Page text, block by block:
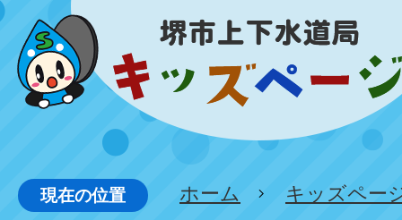
現在の位置 ホーム キッズペー